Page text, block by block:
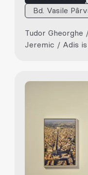
Bd. Vasile
Tudor Gheorghe
Jeremic / Adis is